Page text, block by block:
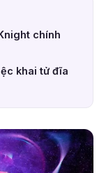
chính
khai tử đĩa